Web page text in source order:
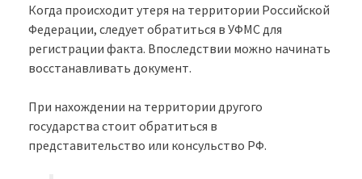
Когда происходит утеря на территории Российской
Федерации, следует обратиться в УФМС для
регистрации факта. Впоследствии можно начинать
восстанавливать документ.
При нахождении на территории другого
государства стоит обратиться в
представительство или консульство РФ.